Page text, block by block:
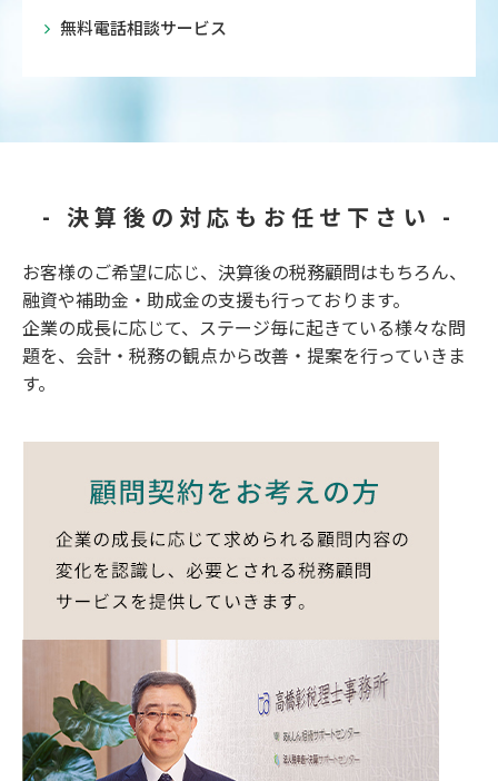
無料電話相談サービス
- 決算後の対応もお任せ下さい -
お客様のご希望に応じ、決算後の税務顧問はもちろん、
融資や補助金・助成金の支援も行っております。
企業の成長に応じて、ステージ毎に起きている様々な問
題を、会計・税務の観点から改善・提案を行っていきま
す。